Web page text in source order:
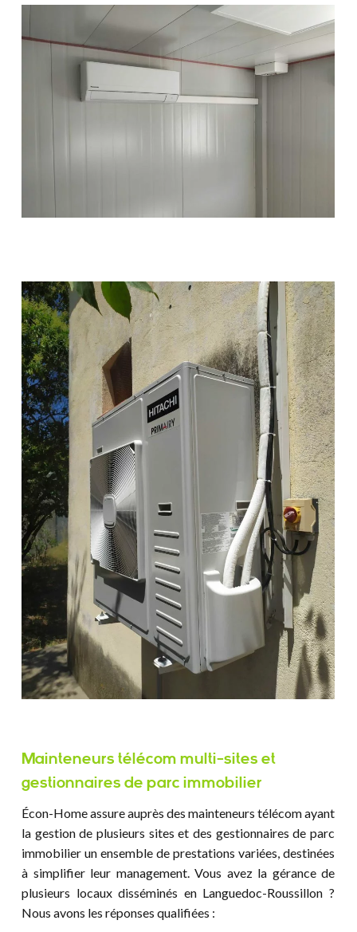
Mainteneurs télécom multi-sites et
gestionnaires de parc immobilier
Écon-Home assure auprès des mainteneurs télécom ayant
la gestion de plusieurs sites et des gestionnaires de parc
immobilier un ensemble de prestations variées, destinées
à simplifier leur management. Vous avez la gérance de
plusieurs locaux disséminés en Languedoc-Roussillon ?
Nous avons les réponses qualifiées :